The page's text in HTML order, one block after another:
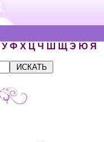
У Ф Х Ц Ч Ш Щ Э Ю Я